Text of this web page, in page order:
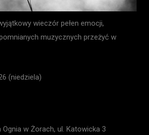
wieczór pełen emocji,
muzycznych przeżyć w
(niedziela)
Ognia w Żorach, ul. Katowicka 3